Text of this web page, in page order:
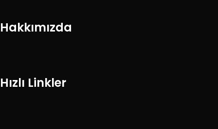
Hakkımızda
Hızlı Linkler